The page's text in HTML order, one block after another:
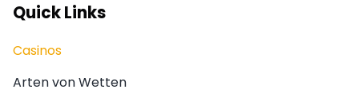
Quick Links
Casinos
Arten von Wetten